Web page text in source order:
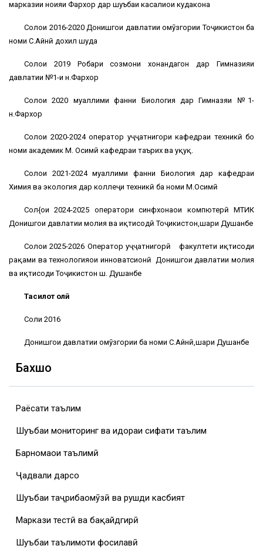
марказии ноҳияи Фархор дар шуъбаи касалиҳои кудакона
Солҳои 2016-2020 Донишгоҳи давлатии омӯзгории Тоҷикистон ба
номи С.Айнӣ дохил шуда
Солҳои 2019 Роҳбари созмони хонандагон дар Гимназияи
давлатии №1-и н.Фархор
Солҳои 2020 муаллими фанни Биология дар Гимназяи №1-
н.Фархор
Солҳои 2020-2024 оператор ҳуҷҷатнигори кафедраи техникӣ бо
номи академик М. Осимӣ кафедраи таърих ва ҳуқуқ.
Солҳои 2021-2024 муаллими фанни Биология дар кафедраи
Химия ва экология дар коллеҷи техникӣ ба номи М.Осимӣ
Сол{ои 2024-2025 оператори синфхонаҳои компютерӣ МТИК
Донишгоҳи давлатии молия ва иқтисодӣ Тоҷикистон,шаҳри Душанбе
Солҳои 2025-2026 Оператор ҳуҷҷатнигорӣ факултети иқтисоди
рақами ва технологияҳои инноватсионӣ Донишгоҳи давлатии молия
ва иқтисоди Тоҷикистон ш. Душанбе
Таҳсилот олӣ
Соли 2016
Донишгоҳи давлатии омӯзгории ба номи С.Айнӣ,шаҳри Душанбе
Бахшҳо
Раёсати таълим
Шуъбаи мониторинг ва идораи сифати таълим
Барномаҳои таълимӣ
Ҷадвали дарсҳо
Шуъбаи таҷрибаомӯзӣ ва рушди касбият
Маркази тестӣ ва бақайдгирӣ
Шуъбаи таълимоти фосилавӣ